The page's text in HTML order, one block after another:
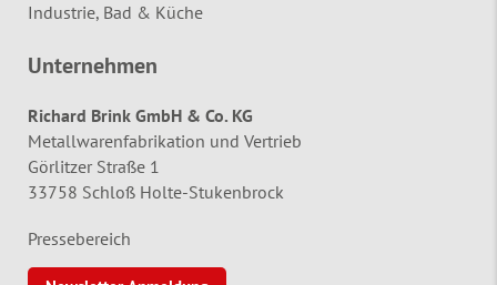
Industrie, Bad & Küche
Unternehmen
Richard Brink GmbH & Co. KG
Metallwarenfabrikation und Vertrieb
Görlitzer Straße 1
33758 Schloß Holte-Stukenbrock
Pressebereich